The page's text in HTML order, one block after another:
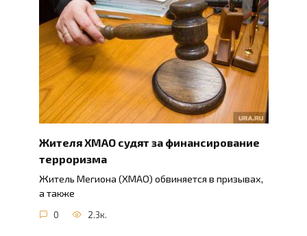
Жителя ХМАО судят за финансирование
терроризма
Житель Мегиона (ХМАО) обвиняется в призывах,
а также
0 2.3к.